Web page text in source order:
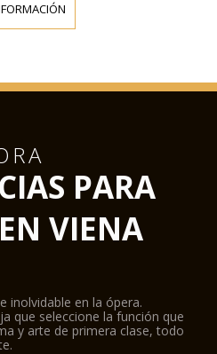
PARA
VIENA
inolvidable en la ópera.
que seleccione la función que
y arte de primera clase, todo